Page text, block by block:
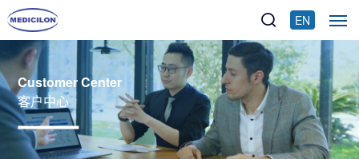
EN
Customer Center
客户中心